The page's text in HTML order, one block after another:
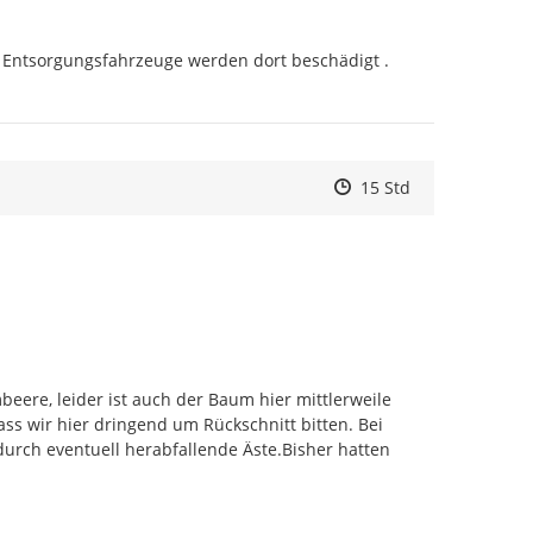
werden dort beschädigt .
Zeitpunkt des
Zeitpunkt des
15 StdZur Äußerung
leider ist auch der Baum hier mittlerweile
wir hier dringend um Rückschnitt bitten. Bei
eventuell herabfallende Äste.Bisher hatten